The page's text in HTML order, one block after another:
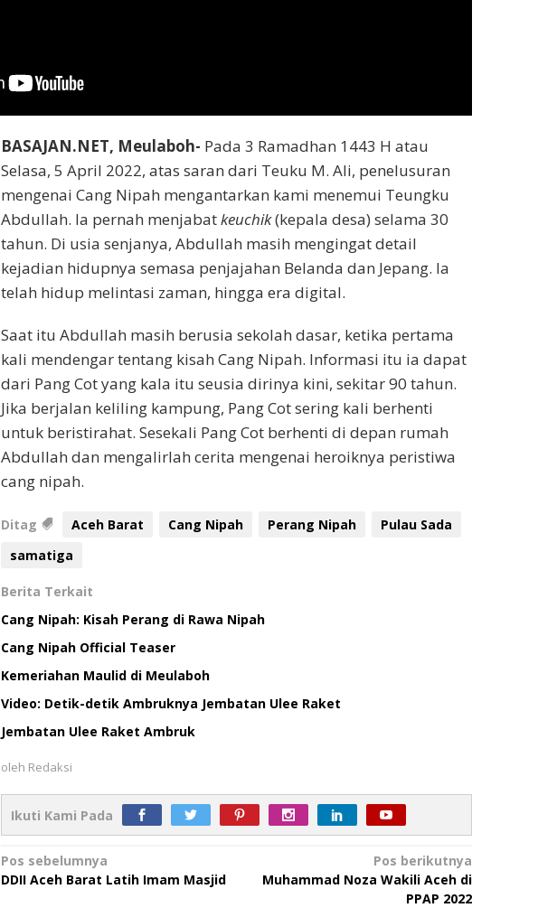
BASAJAN.NET, Meulaboh- Pada 3 Ramadhan 1443 H atau
Selasa, 5 April 2022, atas saran dari Teuku M. Ali, penelusuran
mengenai Cang Nipah mengantarkan kami menemui Teungku
Abdullah. Ia pernah menjabatkeuchik(kepala desa) selama 30
tahun. Di usia senjanya, Abdullah masih mengingat detail
kejadian hidupnya semasa penjajahan Belanda dan Jepang. Ia
telah hidup melintasi zaman, hingga era digital.
Saat itu Abdullah masih berusia sekolah dasar, ketika pertama
kali mendengar tentang kisah Cang Nipah. Informasi itu ia dapat
dari Pang Cot yang kala itu seusia dirinya kini, sekitar 90 tahun.
Jika berjalan keliling kampung, Pang Cot sering kali berhenti
untuk beristirahat. Sesekali Pang Cot berhenti di depan rumah
Abdullah dan mengalirlah cerita mengenai heroiknya peristiwa
cang nipah.
Ditag Aceh Barat Cang Nipah Perang Nipah
Pulau Sada
samatiga
Berita Terkait
Cang Nipah: Kisah Perang di Rawa Nipah
Cang Nipah Official Teaser
Kemeriahan Maulid di Meulaboh
Video: Detik-detik Ambruknya Jembatan Ulee Raket
Jembatan Ulee Raket Ambruk
oleh Redaksi
Ikuti Kami Pada
Navigasi
pos
Pos sebelumnya
DDII Aceh Barat Latih Imam Masjid
Pos berikutnya
Muhammad Noza Wakili Aceh di
PPAP 2022